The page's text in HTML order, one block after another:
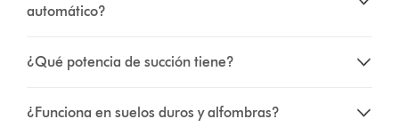
automático?
¿Qué potencia de succión tiene?
¿Funciona en suelos duros y alfombras?